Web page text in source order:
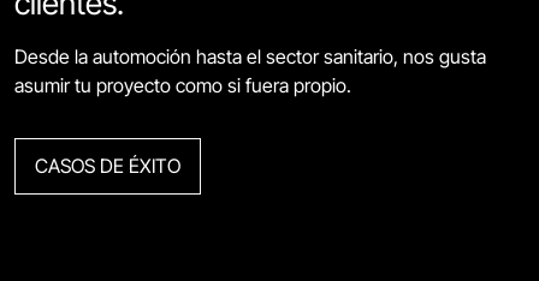
Desde la automoción hasta el sector sanitario, nos gusta
asumir tu proyecto como si fuera propio.
CASOS DE ÉXITO